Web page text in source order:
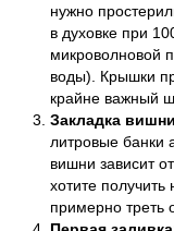
нужно
в духовке при
микроволновой
воды). Крышки
крайне важный
Закладка
литровые банки
вишни зависит
хотите
примерно треть